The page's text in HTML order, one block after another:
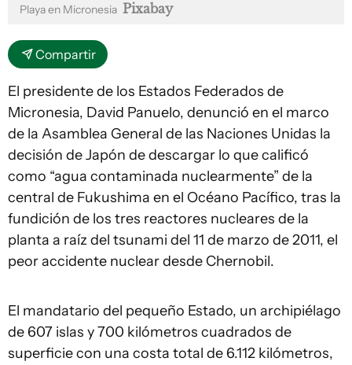
Playa en Micronesia Pixabay
Compartir
El presidente de los Estados Federados de
Micronesia, David Panuelo, denunció en el marco
de la Asamblea General de las Naciones Unidas la
decisión de Japón de descargar lo que calificó
como “agua contaminada nuclearmente” de la
central de Fukushima en el Océano Pacífico, tras la
fundición de los tres reactores nucleares de la
planta a raíz del tsunami del 11 de marzo de 2011, el
peor accidente nuclear desde Chernobil.
El mandatario del pequeño Estado, un archipiélago
de 607 islas y 700 kilómetros cuadrados de
superficie con una costa total de 6.112 kilómetros,